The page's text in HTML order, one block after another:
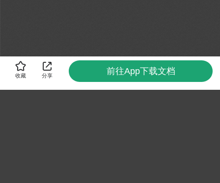
收藏 分享 前往App下载文档